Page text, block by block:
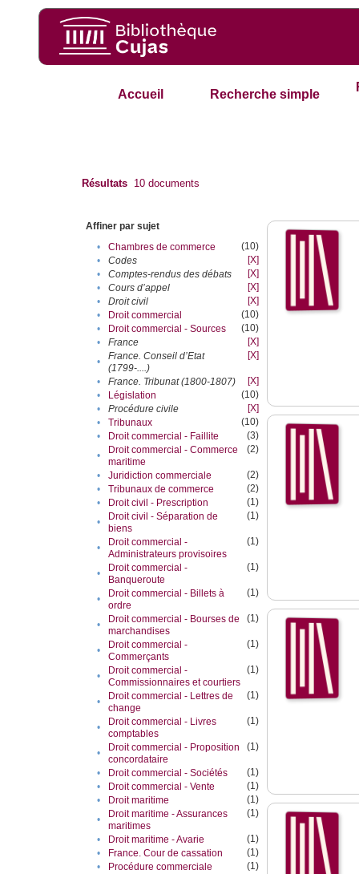
Accueil Recherche simple
Résultats 10 documents
Affiner par sujet
•
Chambres de commerce
(10)
•
Codes
[X]
•
Comptes-rendus des débats
[X]
•
Cours d’appel
[X]
•
Droit civil
[X]
•
Droit commercial
(10)
•
Droit commercial - Sources
(10)
•
France
[X]
•
France. Conseil d’Etat
(1799-....)
[X]
• France. Tribunat (1800-1807)
[X]
•
Législation
(10)
•
Procédure civile
[X]
•
Tribunaux
(10)
•
Droit commercial - Faillite
(3)
•
Droit commercial - Commerce
maritime
(2)
• Juridiction commerciale
(2)
•
Tribunaux de commerce
(2)
•
Droit civil - Prescription
(1)
•
Droit civil - Séparation de
biens
(1)
•
Droit commercial -
Administrateurs provisoires
(1)
•
Droit commercial -
Banqueroute
(1)
•
Droit commercial - Billets à
ordre
(1)
•
Droit commercial - Bourses de
marchandises
(1)
•
Droit commercial -
Commerçants
(1)
•
Droit commercial -
Commissionnaires et courtiers
(1)
•
Droit commercial - Lettres de
change
(1)
•
Droit commercial - Livres
comptables
(1)
•
Droit commercial - Proposition
concordataire
(1)
• Droit commercial - Sociétés
(1)
•
Droit commercial - Vente
(1)
•
Droit maritime
(1)
•
Droit maritime - Assurances
maritimes
(1)
• Droit maritime - Avarie
(1)
•
France. Cour de cassation
(1)
•
Procédure commerciale
(1)